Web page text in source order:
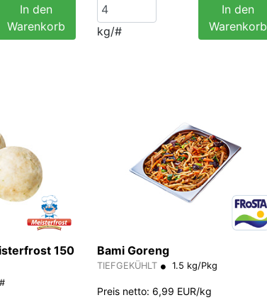
In den
Warenkorb
kg/#
In den
Warenkorb
150
Bami Goreng
TIEFGEKÜHLT 1.5 kg/Pkg
Preis netto: 6,99 EUR/kg